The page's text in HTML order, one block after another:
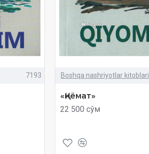
7193 Boshqa nashriyotlar kitoblari
«Қиёмат»
22 500 сўм